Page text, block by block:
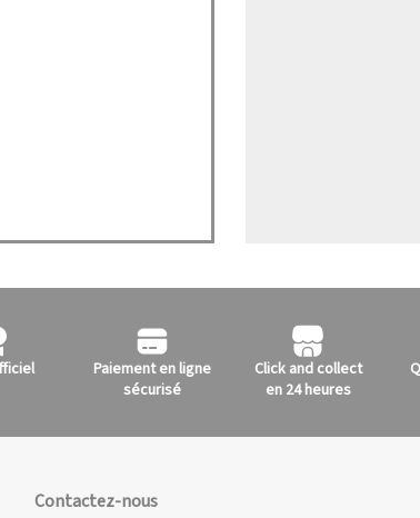
Paiement en ligne
sécurisé
Click and collect
en 24 heures
Contactez-nous